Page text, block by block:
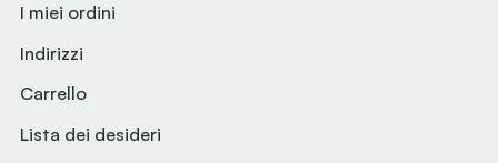
I miei ordini
Indirizzi
Carrello
Lista dei desideri